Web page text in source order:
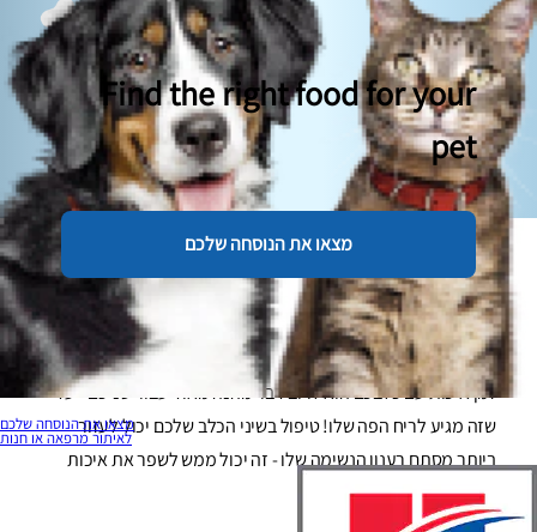
Find the right food for your
pet
מצאו את הנוסחה שלכם
מצאו את הנוסחה שלכם
לאיתור מרפאה או חנות
תמונה הקשורה לתוכן
שיניי כלבים רגילות
מורסה בשן קרנסיאלית
זמן איכות עם כלבכם הוא לרוב דבר מהנה מאוד עבור שניכם - עד
שזה מגיע לריח הפה שלו! טיפול בשיני הכלב שלכם יכול לעזור
ביותר מסתם רענון הנשימה שלו - זה יכול ממש לשפר את איכות
החיים שלו.